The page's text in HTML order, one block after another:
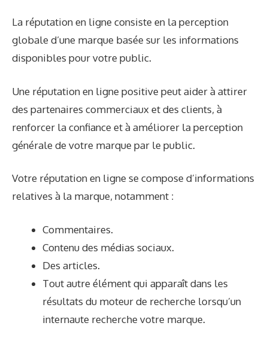
La réputation en ligne consiste en la perception
globale d’une marque basée sur les informations
disponibles pour votre public.
Une réputation en ligne positive peut aider à attirer
des partenaires commerciaux et des clients, à
renforcer la confiance et à améliorer la perception
générale de votre marque par le public.
Votre réputation en ligne se compose d’informations
relatives à la marque, notamment :
Commentaires.
Contenu des médias sociaux.
Des articles.
Tout autre élément qui apparaît dans les
résultats du moteur de recherche lorsqu’un
internaute recherche votre marque.